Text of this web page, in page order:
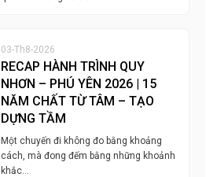
03-Th8-2026
RECAP HÀNH TRÌNH QUY
NHƠN – PHÚ YÊN 2026 | 15
NĂM CHẤT TỪ TÂM – TẠO
DỰNG TẦM
Một chuyến đi không đo bằng khoảng
cách, mà đong đếm bằng những khoảnh
khắc…